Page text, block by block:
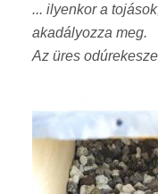
... ilyenkor a
akadályozza meg.
Az üres